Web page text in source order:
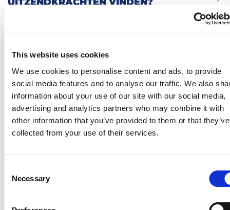
This website uses cookies
We use cookies to personalise content and ads, to provide
social media features and to analyse our traffic. We also
information about your use of our site with our social media,
advertising and analytics partners who may combine it with
other information that you’ve provided to them or that they’ve
collected from your use of their services.
Selection
Necessary
JIJ VRAAGT. WIJ
Meer vragen? Klik hier om terug te gaan
naar het overzicht.